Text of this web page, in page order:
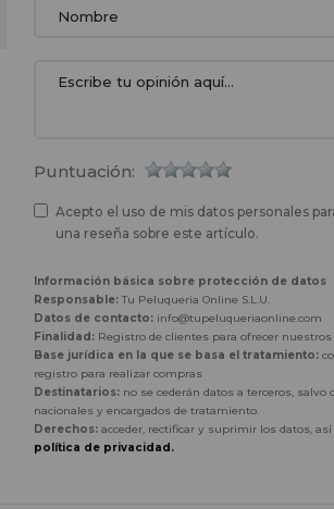
Puntuación:
Acepto el uso de mis datos personales
una reseña sobre este artículo.
Información básica sobre protección de datos
Responsable:Tu Peluqueria Online S.L.U.
Datos de contacto:info@tupeluqueriaonline.com
Finalidad:Registro de clientes para ofrecer nuestros
Base jurídica en la que se basa el tratamiento:
registro para realizar compras
Destinatarios:no se cederán datos a terceros,
nacionales y encargados de tratamiento.
Derechos:acceder, rectificar y suprimir los datos,
política de privacidad.